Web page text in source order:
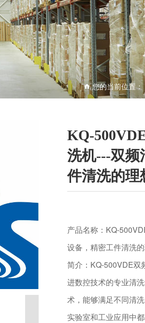
您的当前位置：
KQ-
洗机---双频
件清洗的理
产品名称：KQ-
设备，精密工件清洗
简介：KQ-500VDE双
进数控技术的专业清
术，能够满足不同清
实验室和工业应用中